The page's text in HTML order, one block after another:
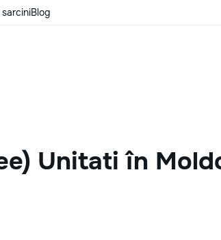
Blog
Unitati în